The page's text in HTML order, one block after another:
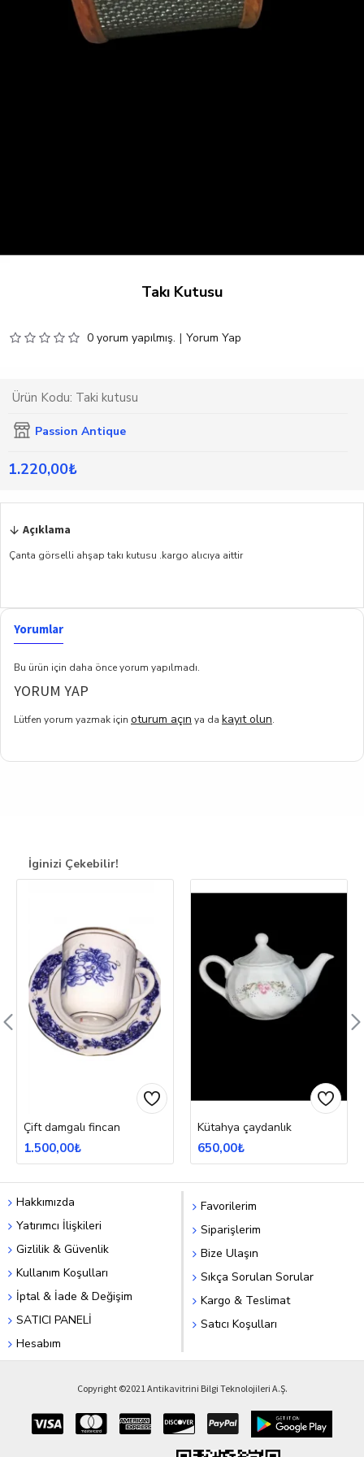
Takı Kutusu
0 yorum yapılmış. | Yorum Yap
1.220,00₺
Ürün Kodu: Taki kutusu
Passion Antique
Açıklama
Çanta görselli ahşap takı kutusu .kargo alıcıya aittir
Yorumlar
Bu ürün için daha önce yorum yapılmadı.
YORUM YAP
Lütfen yorum yazmak için oturum açın ya da kayıt olun.
İginizi Çekebilir!
Çift damgalı fincan
1.500,00₺
Kütahya çaydanlık
650,00₺
Hakkımızda
Yatırımcı İlişkileri
Gizlilik & Güvenlik
Kullanım Koşulları
İptal & İade & Değişim
SATICI PANELİ
Hesabım
Favorilerim
Siparişlerim
Bize Ulaşın
Sıkça Sorulan Sorular
Kargo & Teslimat
Satıcı Koşulları
Copyright ©2021 Antikavitrini Bilgi Teknolojileri A.Ş.